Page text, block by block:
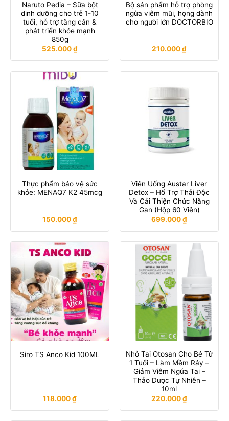
Naruto Pedia – Sữa bột
dinh dưỡng cho trẻ 1-10
tuổi, hỗ trợ tăng cân &
phát triển khỏe mạnh
850g
525.000₫
Bộ sản phẩm hỗ trợ phòng
ngừa viêm mũi, họng dành
cho người lớn DOCTORBIO
210.000₫
Thực phẩm bảo vệ sức
khỏe: MENAQ7 K2 45mcg
150.000₫
Viên Uống Austar Liver
Detox – Hổ Trợ Thải Độc
Và Cải Thiện Chức Năng
Gan (Hộp 60 Viên)
699.000₫
Siro TS Anco Kid 100ML
118.000₫
Nhỏ Tai Otosan Cho Bé Từ
1 Tuổi – Làm Mềm Ráy –
Giảm Viêm Ngứa Tai –
Thảo Dược Tự Nhiên –
10ml
220.000₫